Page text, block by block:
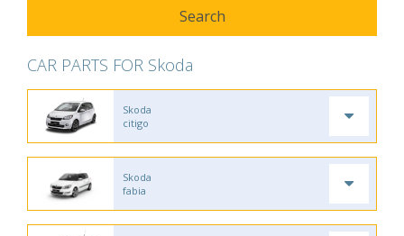
CAR PARTS FOR Skoda
Skoda
citigo
Skoda
fabia